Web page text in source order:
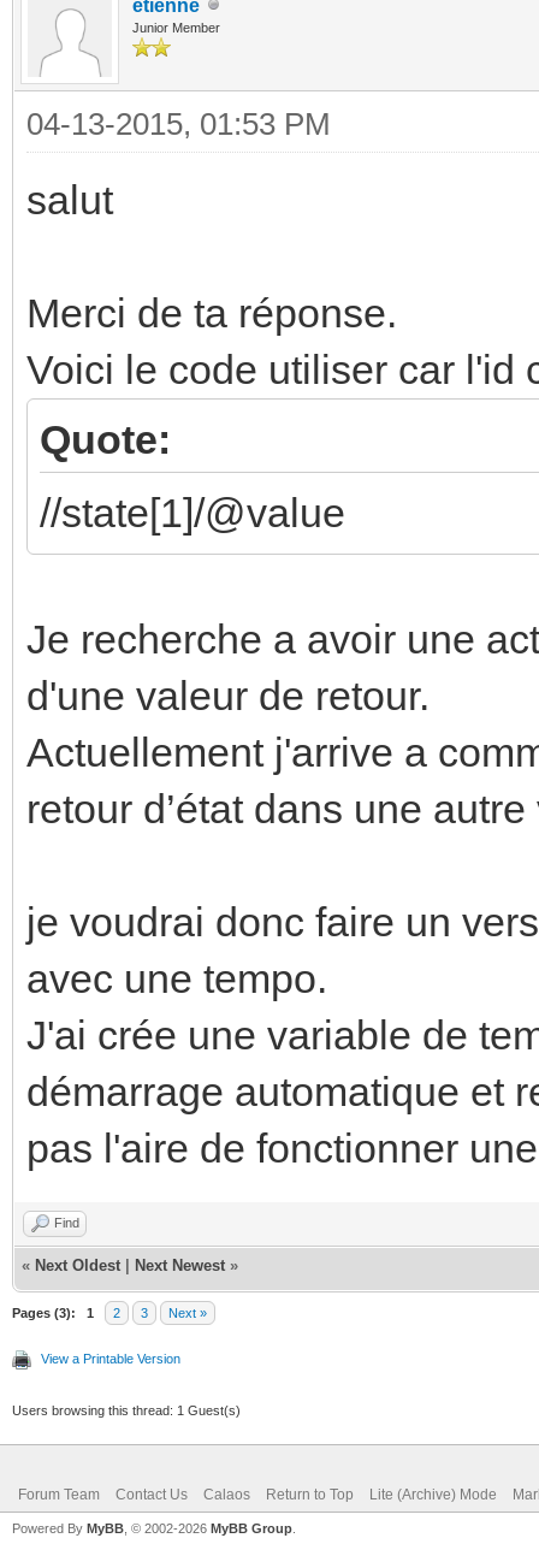
etienne
Junior Member
04-13-2015, 01:53 PM
salut
Merci de ta réponse.
Voici le code utiliser car l'id
Quote:
//state[1]/@value
Je recherche a avoir une
d'une valeur de retour.
Actuellement j'arrive a
retour d’état dans une
je voudrai donc faire un
avec une tempo.
J'ai crée une variable de
démarrage automatique et
pas l'aire de fonctionner
Find
« Next Oldest Next Newest »
Pages (3): 1 2 3 Next »
View a Printable Version
Users browsing this thread: 1 Guest(s)
Forum Team Contact Us Calaos Return to Top Lite (Archive) Mode
Powered By MyBB , © 2002-2026 MyBB Group